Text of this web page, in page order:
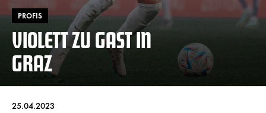
PROFIS
VIOLETT ZU GAST IN
GRAZ
25.04.2023